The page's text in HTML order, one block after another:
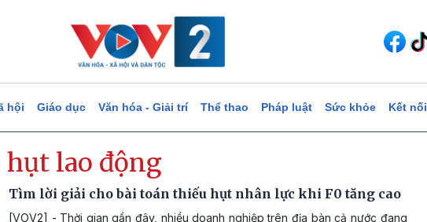
hội Giáo dục Văn hóa - Giải trí Thể thao Pháp luật Sức khỏe Kết nối
lao động
Tìm lời giải cho bài toán thiếu hụt nhân lực khi F0 tăng cao
[VOV2] - Thời gian gần đây, nhiều doanh nghiệp trên địa bàn cả nước đang